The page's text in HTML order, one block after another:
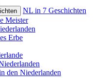
NL in 7 Geschichten
Meister
Erbe
den Niederlanden